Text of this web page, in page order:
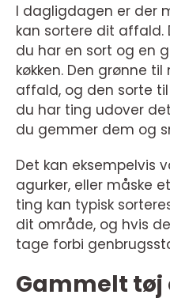
I dagligdagen er der
kan sortere dit affald.
du har en sort og en
køkken. Den grønne
affald, og den sorte
du har ting udover
du gemmer dem og
Det kan eksempelvis
agurker, eller måske
ting kan typisk
dit område, og hvis
tage forbi
Gammelt tøj